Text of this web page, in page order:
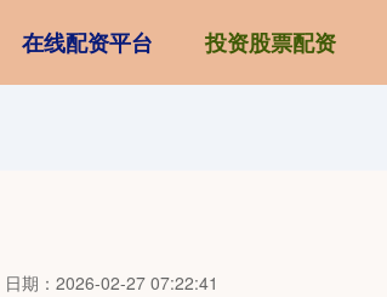
在线配资平台 投资股票配资
日期：2026-02-27 07:22:41